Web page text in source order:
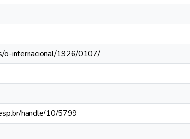
o-internacional/1926/0107/
handle/10/5799